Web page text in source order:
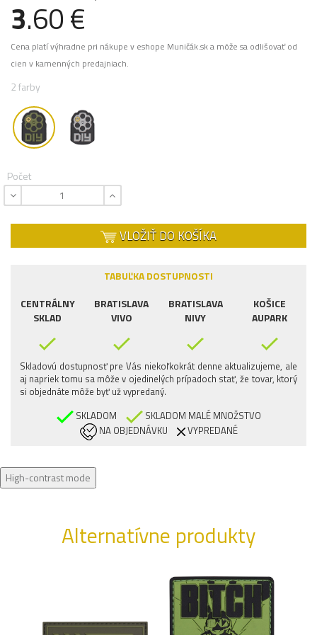
3.60 €
Cena platí výhradne pri nákupe v eshope Muničák.sk a môže sa odlišovať od
cien v kamenných predajniach.
2 farby
Počet
VLOŽIŤ DO KOŠÍKA
TABUĽKA DOSTUPNOSTI
CENTRÁLNY
SKLAD
BRATISLAVA
VIVO
BRATISLAVA
NIVY
KOŠICE
AUPARK
Skladovú dostupnosť pre Vás niekoľkokrát denne aktualizujeme, ale
aj napriek tomu sa môže v ojedinelých prípadoch stať, že tovar, ktorý
si objednáte môže byť už vypredaný.
SKLADOM
SKLADOM MALÉ MNOŽSTVO
NA OBJEDNÁVKU
VYPREDANÉ
High-contrast mode
Alternatívne produkty